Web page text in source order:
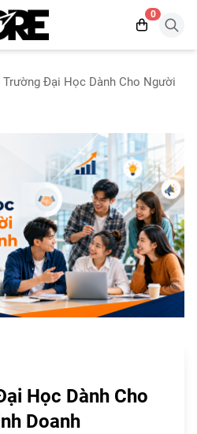
0
Trường Đại Học Dành Cho Người
Học Dành Cho
Doanh